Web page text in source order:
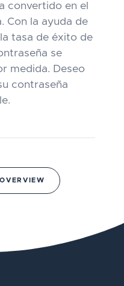
convertido en el
Con la ayuda de
tasa de éxito de
se
medida. Deseo
contraseña